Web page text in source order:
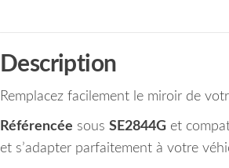
Description
Remplacez facilement le miroir de
Référencée sous SE2844G et
et s’adapter parfaitement à votre